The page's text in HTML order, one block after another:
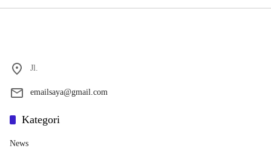
Jl.
emailsaya@gmail.com
Kategori
News